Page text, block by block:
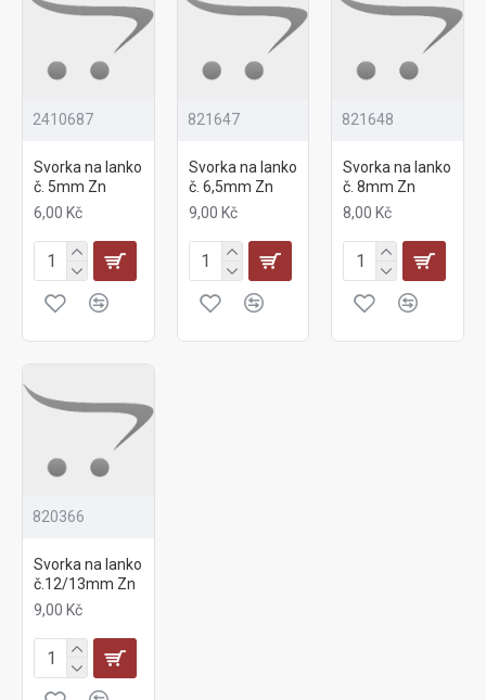
2410687
Svorka na lanko
č. 5mm Zn
6,00 Kč
821647
Svorka na lanko
č. 6,5mm Zn
9,00 Kč
821648
Svorka na lanko
č. 8mm Zn
8,00 Kč
820366
Svorka na lanko
č.12/13mm Zn
9,00 Kč